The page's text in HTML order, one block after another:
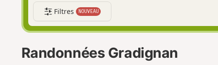
Filtres NOUVEAU
Randonnées Gradignan